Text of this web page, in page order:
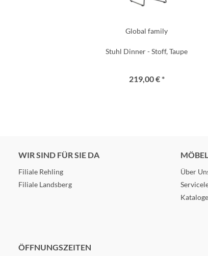
Global family
Stuhl Dinner - Stoff, Taupe
219,00 € *
WIR SIND FÜR SIE DA
Filiale Rehling
Filiale Landsberg
Über
Kataloge
ÖFFNUNGSZEITEN